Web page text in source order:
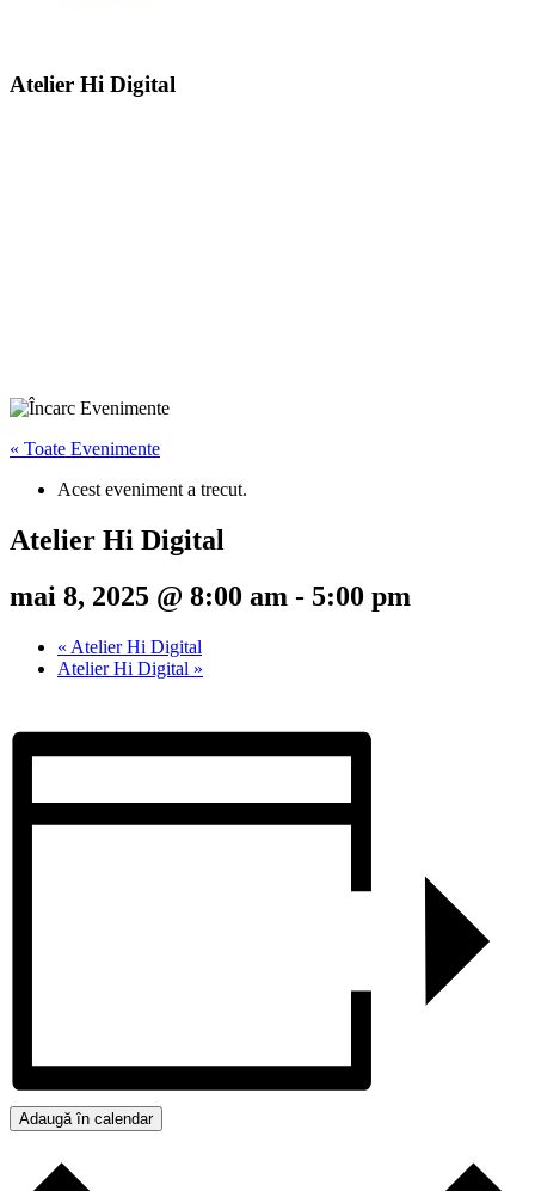
Atelier Hi Digital
« Toate Evenimente
Acest eveniment a trecut.
Atelier Hi Digital
mai 8, 2025 @ 8:00 am - 5:00 pm
« Atelier Hi Digital
Atelier Hi Digital »
Adaugă în calendar